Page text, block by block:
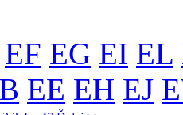
EF EG EI EL
EE EH EJ